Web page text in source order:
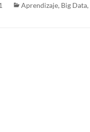
Aprendizaje, Big Data,